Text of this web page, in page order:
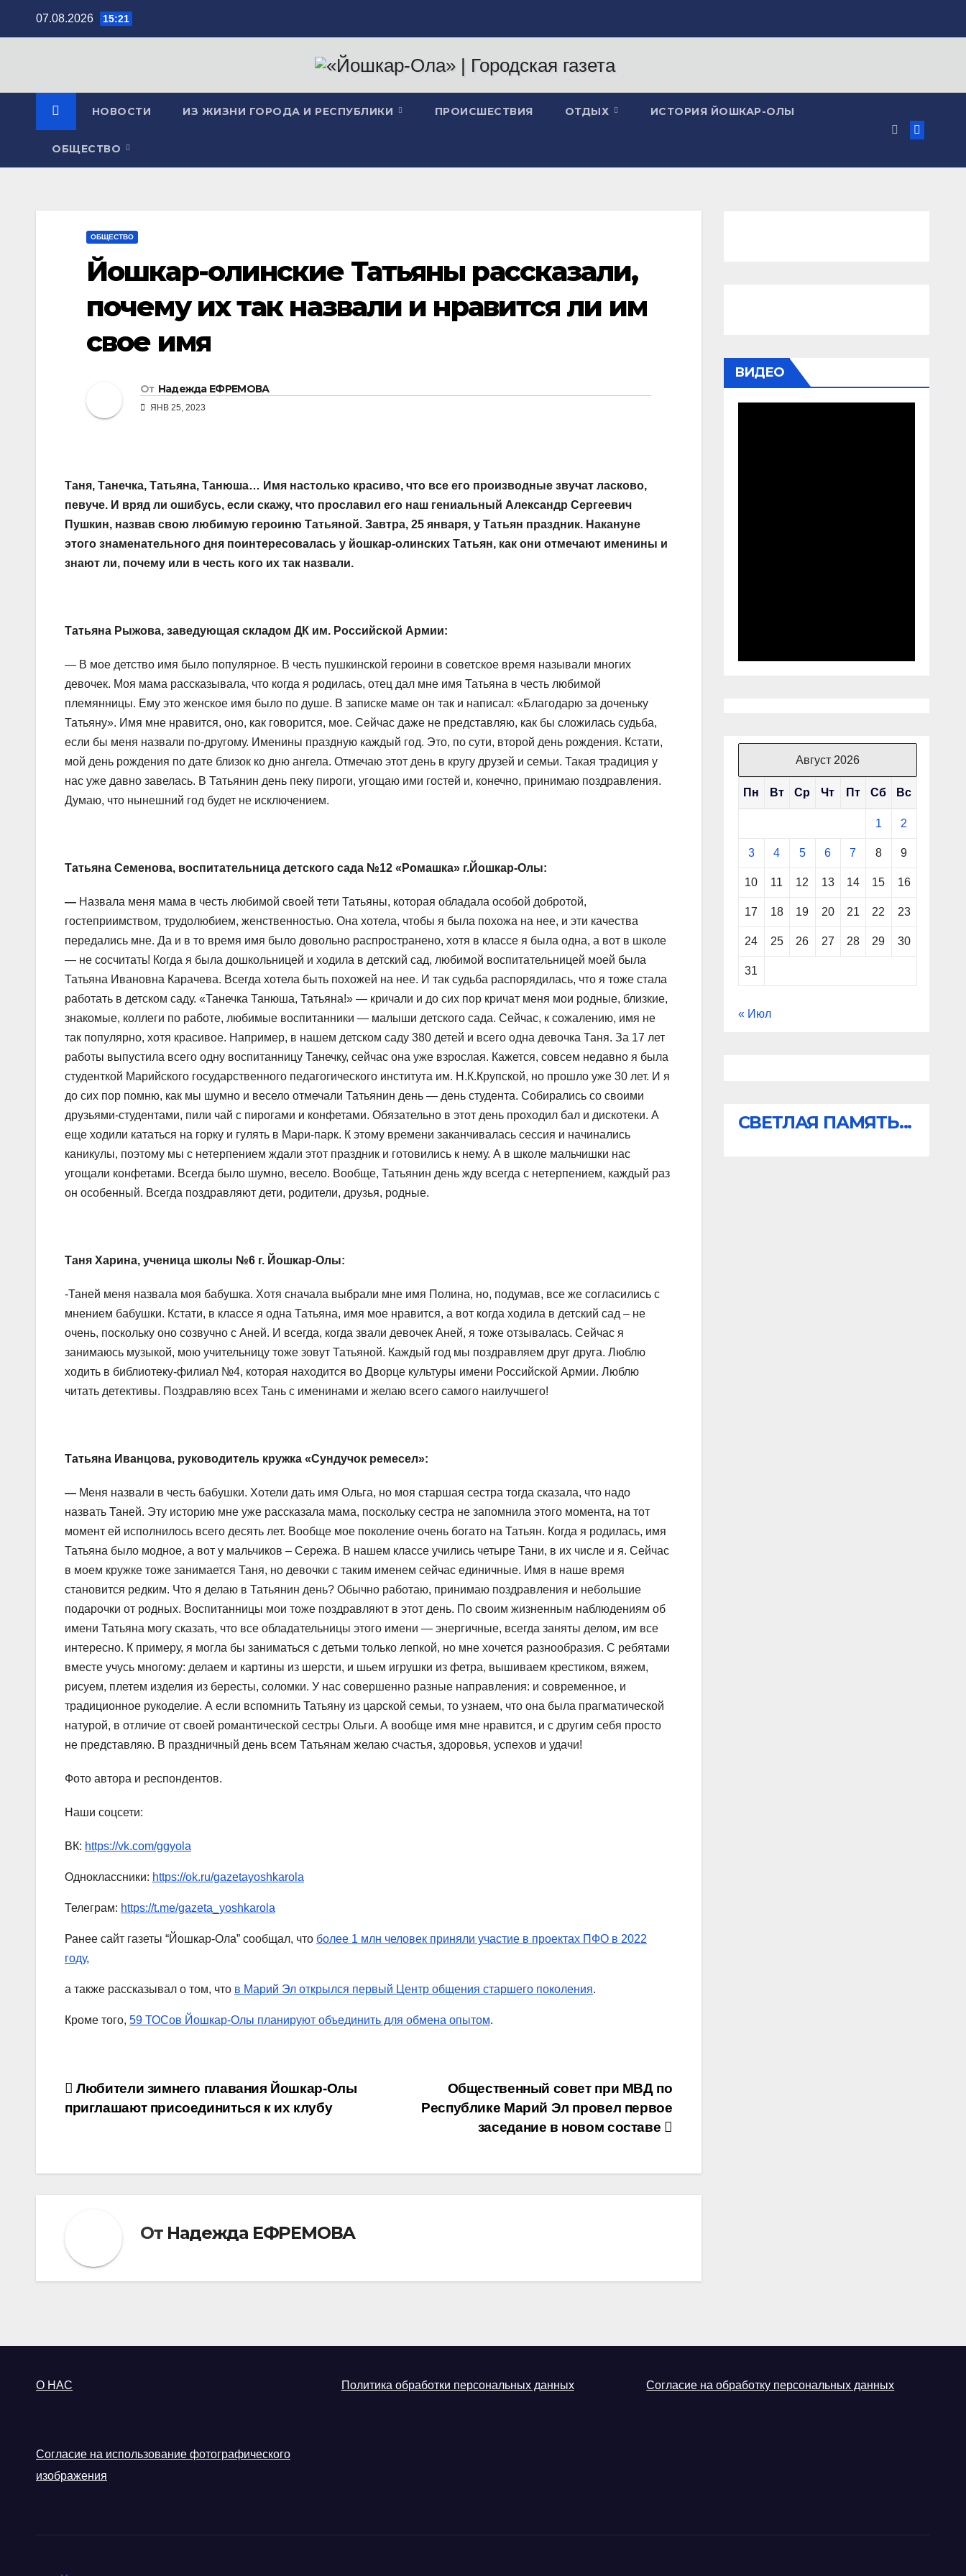
07.08.2026 15:21
НОВОСТИ ИЗ ЖИЗНИ ГОРОДА И РЕСПУБЛИКИ ПРОИСШЕСТВИЯ ОТДЫХ ИСТОРИЯ ЙОШКАР-ОЛЫ
ОБЩЕСТВО
ОБЩЕСТВО
Йошкар-олинские Татьяны рассказали,
почему их так назвали и нравится ли им
свое имя
От Надежда ЕФРЕМОВА
ЯНВ 25, 2023
Таня, Танечка, Татьяна, Танюша… Имя настолько красиво, что все его производные звучат ласково,
певуче. И вряд ли ошибусь, если скажу, что прославил его наш гениальный Александр Сергеевич
Пушкин, назвав свою любимую героиню Татьяной. Завтра, 25 января, у Татьян праздник. Накануне
этого знаменательного дня поинтересовалась у йошкар-олинских Татьян, как они отмечают именины и
знают ли, почему или в честь кого их так назвали.
Татьяна Рыжова, заведующая складом ДК им. Российской Армии:
— В мое детство имя было популярное. В честь пушкинской героини в советское время называли многих
девочек. Моя мама рассказывала, что когда я родилась, отец дал мне имя Татьяна в честь любимой
племянницы. Ему это женское имя было по душе. В записке маме он так и написал: «Благодарю за доченьку
Татьяну». Имя мне нравится, оно, как говорится, мое. Сейчас даже не представляю, как бы сложилась судьба,
если бы меня назвали по-другому. Именины праздную каждый год. Это, по сути, второй день рождения. Кстати,
мой день рождения по дате близок ко дню ангела. Отмечаю этот день в кругу друзей и семьи. Такая традиция у
нас уже давно завелась. В Татьянин день пеку пироги, угощаю ими гостей и, конечно, принимаю поздравления.
Думаю, что нынешний год будет не исключением.
Татьяна Семенова, воспитательница детского сада №12 «Ромашка» г.Йошкар-Олы:
— Назвала меня мама в честь любимой своей тети Татьяны, которая обладала особой добротой,
гостеприимством, трудолюбием, женственностью. Она хотела, чтобы я была похожа на нее, и эти качества
передались мне. Да и в то время имя было довольно распространено, хотя в классе я была одна, а вот в школе
— не сосчитать! Когда я была дошкольницей и ходила в детский сад, любимой воспитательницей моей была
Татьяна Ивановна Карачева. Всегда хотела быть похожей на нее. И так судьба распорядилась, что я тоже стала
работать в детском саду. «Танечка Танюша, Татьяна!» — кричали и до сих пор кричат меня мои родные, близкие,
знакомые, коллеги по работе, любимые воспитанники — малыши детского сада. Сейчас, к сожалению, имя не
так популярно, хотя красивое. Например, в нашем детском саду 380 детей и всего одна девочка Таня. За 17 лет
работы выпустила всего одну воспитанницу Танечку, сейчас она уже взрослая. Кажется, совсем недавно я была
студенткой Марийского государственного педагогического института им. Н.К.Крупской, но прошло уже 30 лет. И я
до сих пор помню, как мы шумно и весело отмечали Татьянин день — день студента. Собирались со своими
друзьями-студентами, пили чай с пирогами и конфетами. Обязательно в этот день проходил бал и дискотеки. А
еще ходили кататься на горку и гулять в Мари-парк. К этому времени заканчивалась сессия и начинались
каникулы, поэтому мы с нетерпением ждали этот праздник и готовились к нему. А в школе мальчишки нас
угощали конфетами. Всегда было шумно, весело. Вообще, Татьянин день жду всегда с нетерпением, каждый раз
он особенный. Всегда поздравляют дети, родители, друзья, родные.
Таня Харина, ученица школы №6 г. Йошкар-Олы:
-Таней меня назвала моя бабушка. Хотя сначала выбрали мне имя Полина, но, подумав, все же согласились с
мнением бабушки. Кстати, в классе я одна Татьяна, имя мое нравится, а вот когда ходила в детский сад – не
очень, поскольку оно созвучно с Аней. И всегда, когда звали девочек Аней, я тоже отзывалась. Сейчас я
занимаюсь музыкой, мою учительницу тоже зовут Татьяной. Каждый год мы поздравляем друг друга. Люблю
ходить в библиотеку-филиал №4, которая находится во Дворце культуры имени Российской Армии. Люблю
читать детективы. Поздравляю всех Тань с именинами и желаю всего самого наилучшего!
Татьяна Иванцова, руководитель кружка «Сундучок ремесел»:
— Меня назвали в честь бабушки. Хотели дать имя Ольга, но моя старшая сестра тогда сказала, что надо
назвать Таней. Эту историю мне уже рассказала мама, поскольку сестра не запомнила этого момента, на тот
момент ей исполнилось всего десять лет. Вообще мое поколение очень богато на Татьян. Когда я родилась, имя
Татьяна было модное, а вот у мальчиков – Сережа. В нашем классе учились четыре Тани, в их числе и я. Сейчас
в моем кружке тоже занимается Таня, но девочки с таким именем сейчас единичные. Имя в наше время
становится редким. Что я делаю в Татьянин день? Обычно работаю, принимаю поздравления и небольшие
подарочки от родных. Воспитанницы мои тоже поздравляют в этот день. По своим жизненным наблюдениям об
имени Татьяна могу сказать, что все обладательницы этого имени — энергичные, всегда заняты делом, им все
интересно. К примеру, я могла бы заниматься с детьми только лепкой, но мне хочется разнообразия. С ребятами
вместе учусь многому: делаем и картины из шерсти, и шьем игрушки из фетра, вышиваем крестиком, вяжем,
рисуем, плетем изделия из бересты, соломки. У нас совершенно разные направления: и современное, и
традиционное рукоделие. А если вспомнить Татьяну из царской семьи, то узнаем, что она была прагматической
натурой, в отличие от своей романтической сестры Ольги. А вообще имя мне нравится, и с другим себя просто
не представляю. В праздничный день всем Татьянам желаю счастья, здоровья, успехов и удачи!
Фото автора и респондентов.
Наши соцсети:
ВК: https://vk.com/ggyola
Одноклассники: https://ok.ru/gazetayoshkarola
Телеграм: https://t.me/gazeta_yoshkarola
Ранее сайт газеты “Йошкар-Ола” сообщал, что более 1 млн человек приняли участие в проектах ПФО в 2022
году,
а также рассказывал о том, что в Марий Эл открылся первый Центр общения старшего поколения.
Кроме того, 59 ТОСов Йошкар-Олы планируют объединить для обмена опытом.
Навигация
по
Общественный совет при МВД по
Республике Марий Эл провел первое
заседание в новом составе
Любители зимнего плавания Йошкар-Олы
приглашают присоединиться к их клубу
От Надежда ЕФРЕМОВА
ВИДЕО
Август 2026
Пн Вт Ср Чт Пт Сб Вс
1 2
3 4 5 6 7 8 9
10 11 12 13 14 15 16
17 18 19 20 21 22 23
24 25 26 27 28 29 30
31
« Июл
СВЕТЛАЯ ПАМЯТЬ...
О НАС Политика обработки персональных данных Согласие на обработку персональных данных
Согласие на использование фотографического
изображения